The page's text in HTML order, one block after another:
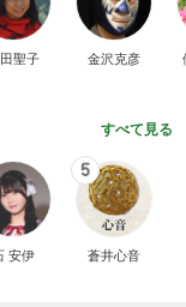
聖子 金沢克彦
すべて見る
安伊
5
蒼井心音